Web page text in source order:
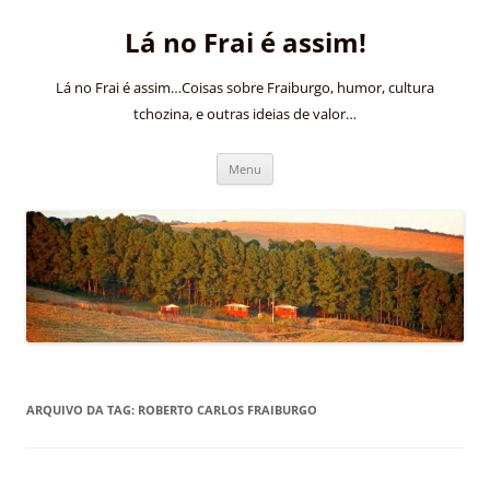
Lá no Frai é assim!
Lá no Frai é assim…Coisas sobre Fraiburgo, humor, cultura
tchozina, e outras ideias de valor…
Menu
ARQUIVO DA TAG: ROBERTO CARLOS FRAIBURGO